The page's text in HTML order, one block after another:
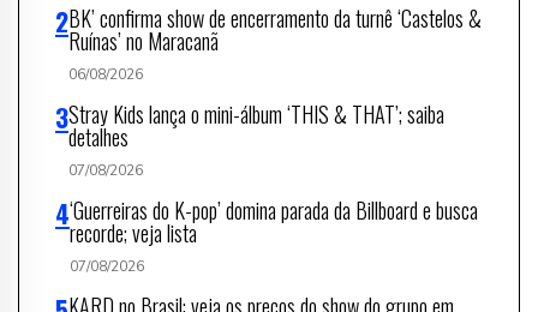
BK’ confirma show de encerramento da turnê ‘Castelos &
Ruínas’ no Maracanã
06/08/2026
Stray Kids lança o mini-álbum ‘THIS & THAT’; saiba
detalhes
07/08/2026
‘Guerreiras do K-pop’ domina parada da Billboard e busca
recorde; veja lista
07/08/2026
KARD no Brasil: veja os preços do show do grupo em